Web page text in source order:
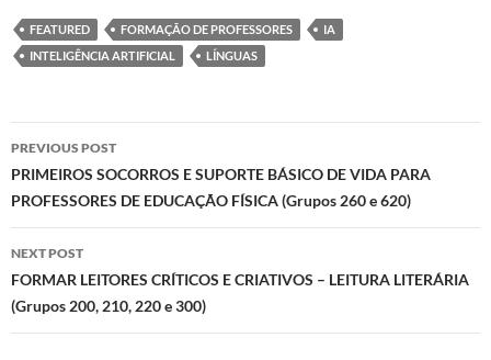
FEATURED FORMAÇÃO DE PROFESSORES
IA
INTELIGÊNCIA ARTIFICIAL
LÍNGUAS
Post
navigation
PREVIOUS POST
PRIMEIROS SOCORROS E SUPORTE BÁSICO DE VIDA PARA
PROFESSORES DE EDUCAÇÃO FÍSICA (Grupos 260 e 620)
NEXT POST
FORMAR LEITORES CRÍTICOS E CRIATIVOS – LEITURA LITERÁRIA
(Grupos 200, 210, 220 e 300)